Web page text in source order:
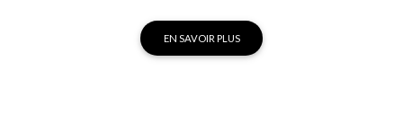
EN SAVOIR PLUS